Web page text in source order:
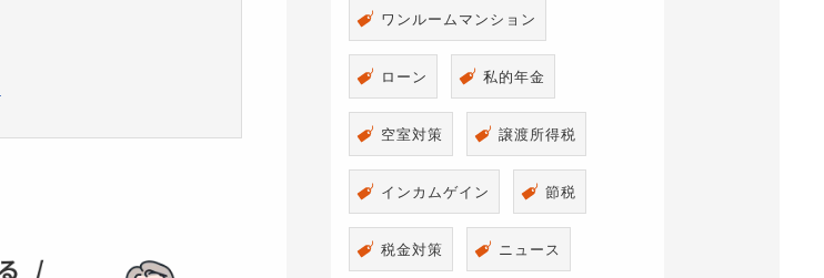
ワンルームマンション
ローン 私的年金
空室対策 譲渡所得税
インカムゲイン 節税
税金対策 ニュース